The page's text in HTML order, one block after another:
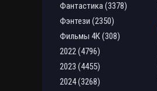
Фантастика (3378)
Фэнтези (2350)
Фильмы 4К (308)
2022 (4796)
2023 (4455)
2024 (3268)